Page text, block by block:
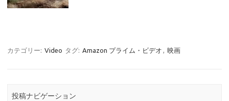
カテゴリー: Video タグ: Amazon プライム・ビデオ , 映画
投稿ナビゲーション